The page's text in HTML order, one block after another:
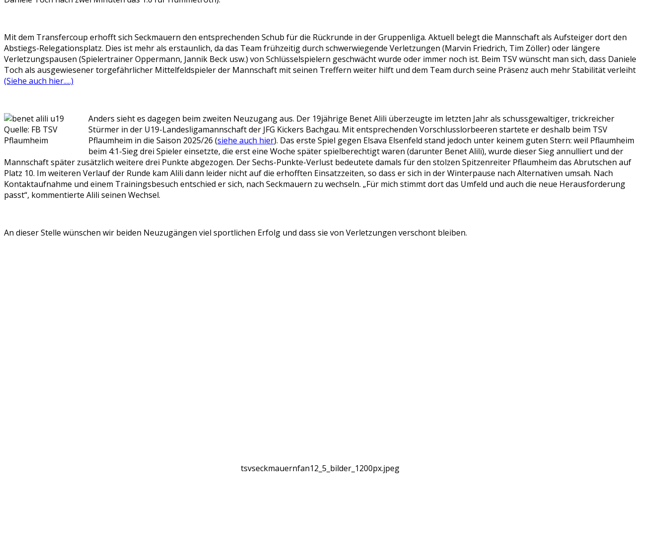
Mit dem Transfercoup erhofft sich Seckmauern den entsprechenden Schub für die Rückrunde in der Gruppenliga. Aktuell belegt die Mannschaft als Aufsteiger dort den
Abstiegs-Relegationsplatz. Dies ist mehr als erstaunlich, da das Team frühzeitig durch schwerwiegende Verletzungen (Marvin Friedrich, Tim Zöller) oder längere
Verletzungspausen (Spielertrainer Oppermann, Jannik Beck usw.) von Schlüsselspielern geschwächt wurde oder immer noch ist. Beim TSV wünscht man sich, dass Daniele
Toch als ausgewiesener torgefährlicher Mittelfeldspieler der Mannschaft mit seinen Treffern weiter hilft und dem Team durch seine Präsenz auch mehr Stabilität verleiht
(Siehe auch hier.....)
Quelle: FB TSV
Pflaumheim
Anders sieht es dagegen beim zweiten Neuzugang aus. Der 19jährige Benet Alili überzeugte im letzten Jahr als schussgewaltiger, trickreicher
Stürmer in der U19-Landesligamannschaft der JFG Kickers Bachgau. Mit entsprechenden Vorschlusslorbeeren startete er deshalb beim TSV
Pflaumheim in die Saison 2025/26 (siehe auch hier). Das erste Spiel gegen Elsava Elsenfeld stand jedoch unter keinem guten Stern: weil Pflaumheim
beim 4:1-Sieg drei Spieler einsetzte, die erst eine Woche später spielberechtigt waren (darunter Benet Alili), wurde dieser Sieg annulliert und der
Mannschaft später zusätzlich weitere drei Punkte abgezogen. Der Sechs-Punkte-Verlust bedeutete damals für den stolzen Spitzenreiter Pflaumheim das Abrutschen auf
Platz 10. Im weiteren Verlauf der Runde kam Alili dann leider nicht auf die erhofften Einsatzzeiten, so dass er sich in der Winterpause nach Alternativen umsah. Nach
Kontaktaufnahme und einem Trainingsbesuch entschied er sich, nach Seckmauern zu wechseln. „Für mich stimmt dort das Umfeld und auch die neue Herausforderung
passt“, kommentierte Alili seinen Wechsel.
An dieser Stelle wünschen wir beiden Neuzugängen viel sportlichen Erfolg und dass sie von Verletzungen verschont bleiben.
tsvseckmauernfan12_5_bilder_1200px.jpeg